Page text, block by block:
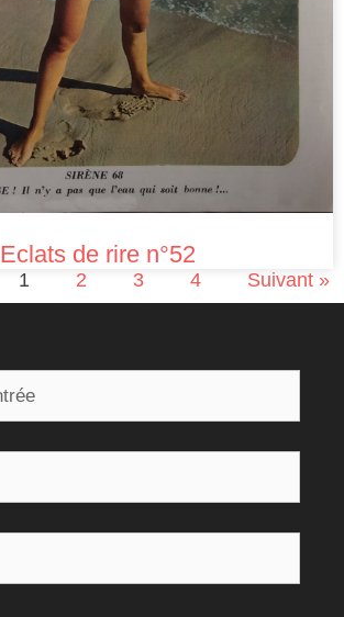
Eclats de rire n°52
1 2 3 4 Suivant »